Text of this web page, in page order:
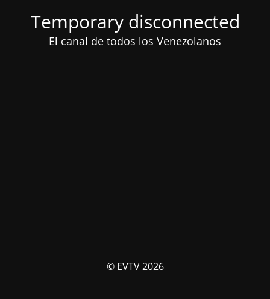
Temporary disconnected
El canal de todos los Venezolanos
© EVTV 2026